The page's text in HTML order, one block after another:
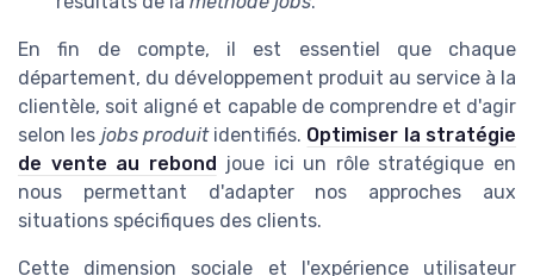
En fin de compte, il est essentiel que chaque
département, du développement produit au service à la
clientèle, soit aligné et capable de comprendre et d'agir
selon les jobs produitidentifiés. Optimiser la stratégie
de vente au rebond
joue ici un rôle stratégique en
nous permettant d'adapter nos approches aux
situations spécifiques des clients.
Cette dimension sociale et l'expérience utilisateur